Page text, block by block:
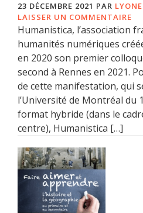
23 DÉCEMBRE 2021 PAR
LAISSER UN COMMENTAIRE
Humanistica, l’association
humanités numériques
en 2020 son premier
second à Rennes en 2021.
de cette manifestation, qui
l’Université de Montréal du
format hybride (dans le
centre), Humanistica […]